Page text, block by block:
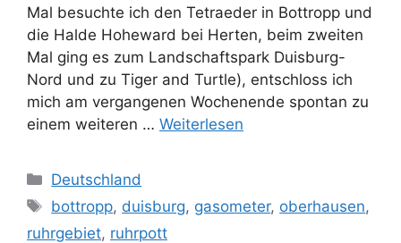
Mal besuchte ich den Tetraeder in Bottropp und
die Halde Hoheward bei Herten, beim zweiten
Mal ging es zum Landschaftspark Duisburg-
Nord und zu Tiger and Turtle), entschloss ich
mich am vergangenen Wochenende spontan zu
einem weiteren … Weiterlesen
Kategorien
Deutschland
Schlagwörter
bottropp, duisburg, gasometer, oberhausen,
ruhrgebiet, ruhrpott